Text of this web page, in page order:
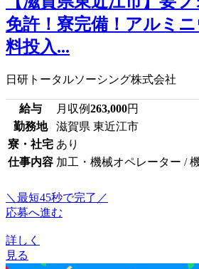
免許！寮完備！アルミ
料投入...
日研トータルソーシング株式会社
給与 月収例263,000円
勤務地
滋賀県 東近江市
寮・社宅 あり
仕事内容 加工・機械オペレーター /
＼最短45秒で完了／
応募へ進む
詳しく
見る